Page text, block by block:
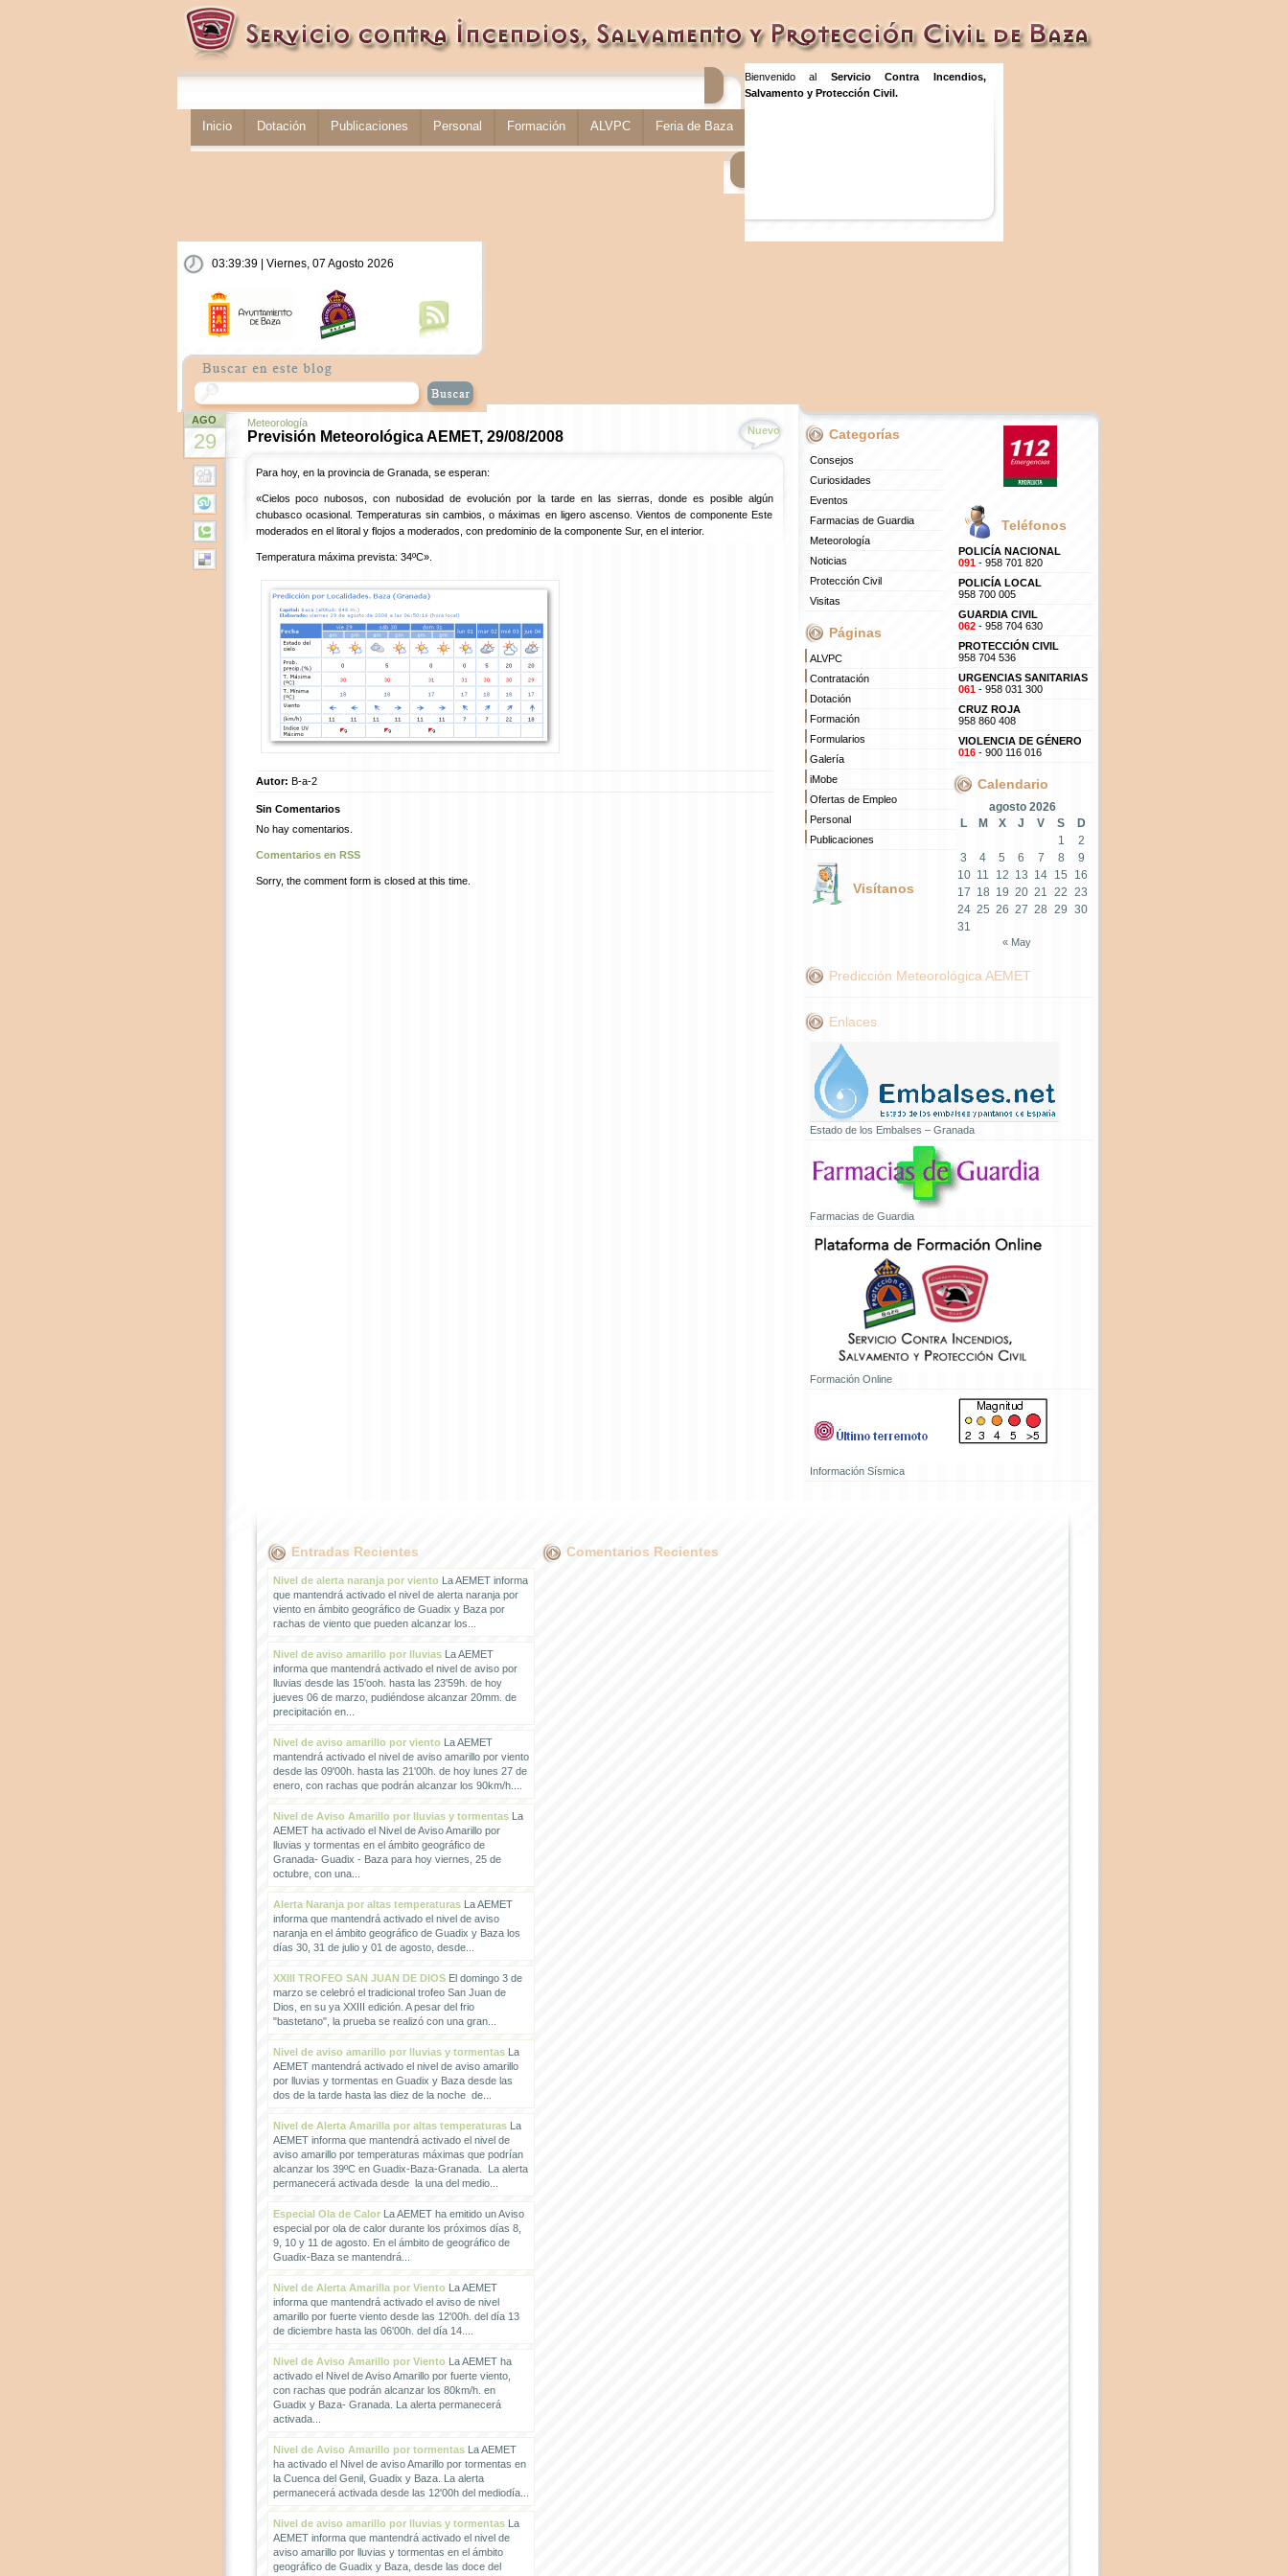
Inicio Dotación Publicaciones Personal Formación ALVPC Feria de Baza
Bienvenido al Servicio Contra Incendios,
Salvamento y Protección Civil.
03:39:39 | Viernes, 07 Agosto 2026
AGO
29
Meteorología
Previsión Meteorológica AEMET, 29/08/2008 Nuevo
Para hoy, en la provincia de Granada, se esperan:
«Cielos poco nubosos, con nubosidad de evolución por la tarde en las sierras, donde es posible algún
chubasco ocasional. Temperaturas sin cambios, o máximas en ligero ascenso. Vientos de componente Este
moderados en el litoral y flojos a moderados, con predominio de la componente Sur, en el interior.
Temperatura máxima prevista: 34ºC».
Autor: B-a-2
Sin Comentarios
No hay comentarios.
Comentarios en RSS
Sorry, the comment form is closed at this time.
Categorías
Consejos
Curiosidades
Eventos
Farmacias de Guardia
Meteorología
Noticias
Protección Civil
Visitas
Páginas
ALVPC
Contratación
Dotación
Formación
Formularios
Galería
iMobe
Ofertas de Empleo
Personal
Publicaciones
Visítanos
Teléfonos
POLICÍA NACIONAL
091- 958 701 820
POLICÍA LOCAL
958 700 005
GUARDIA CIVIL
062- 958 704 630
PROTECCIÓN CIVIL
958 704 536
URGENCIAS SANITARIAS
061- 958 031 300
CRUZ ROJA
958 860 408
VIOLENCIA DE GÉNERO
016- 900 116 016
Calendario
agosto 2026
L
M X J V S
D
1
2
3
4 5 6 7 8
9
10 11 12 13 14 15
16
17 18 19 20 21 22 23
24 25 26 27 28 29 30
31
« May
Predicción Meteorológica AEMET
Enlaces
Estado de los Embalses – Granada
Farmacias de Guardia
Formación Online
Información Sísmica
Entradas Recientes
Nivel de alerta naranja por vientoLa AEMET informa
que mantendrá activado el nivel de alerta naranja por
viento en ámbito geográfico de Guadix y Baza por
rachas de viento que pueden alcanzar los...
Nivel de aviso amarillo por lluviasLa AEMET
informa que mantendrá activado el nivel de aviso por
lluvias desde las 15'ooh. hasta las 23'59h. de hoy
jueves 06 de marzo, pudiéndose alcanzar 20mm. de
precipitación en...
Nivel de aviso amarillo por vientoLa AEMET
mantendrá activado el nivel de aviso amarillo por viento
desde las 09'00h. hasta las 21'00h. de hoy lunes 27 de
enero, con rachas que podrán alcanzar los 90km/h....
Nivel de Aviso Amarillo por lluvias y tormentasLa
AEMET ha activado el Nivel de Aviso Amarillo por
lluvias y tormentas en el ámbito geográfico de
Granada- Guadix - Baza para hoy viernes, 25 de
octubre, con una...
Alerta Naranja por altas temperaturasLa AEMET
informa que mantendrá activado el nivel de aviso
naranja en el ámbito geográfico de Guadix y Baza los
días 30, 31 de julio y 01 de agosto, desde...
XXIII TROFEO SAN JUAN DE DIOSEl domingo 3 de
marzo se celebró el tradicional trofeo San Juan de
Dios, en su ya XXIII edición. A pesar del frio
"bastetano", la prueba se realizó con una gran...
Nivel de aviso amarillo por lluvias y tormentasLa
AEMET mantendrá activado el nivel de aviso amarillo
por lluvias y tormentas en Guadix y Baza desde las
dos de la tarde hasta las diez de la noche de...
Nivel de Alerta Amarilla por altas temperaturasLa
AEMET informa que mantendrá activado el nivel de
aviso amarillo por temperaturas máximas que podrían
alcanzar los 39ºC en Guadix-Baza-Granada. La alerta
permanecerá activada desde la una del medio...
Especial Ola de CalorLa AEMET ha emitido un Aviso
especial por ola de calor durante los próximos días 8,
9, 10 y 11 de agosto. En el ámbito de geográfico de
Guadix-Baza se mantendrá...
Nivel de Alerta Amarilla por VientoLa AEMET
informa que mantendrá activado el aviso de nivel
amarillo por fuerte viento desde las 12'00h. del día 13
de diciembre hasta las 06'00h. del día 14....
Nivel de Aviso Amarillo por VientoLa AEMET ha
activado el Nivel de Aviso Amarillo por fuerte viento,
con rachas que podrán alcanzar los 80km/h. en
Guadix y Baza- Granada. La alerta permanecerá
activada...
Nivel de Aviso Amarillo por tormentasLa AEMET
ha activado el Nivel de aviso Amarillo por tormentas en
la Cuenca del Genil, Guadix y Baza. La alerta
permanecerá activada desde las 12'00h del mediodía...
Nivel de aviso amarillo por lluvias y tormentasLa
AEMET informa que mantendrá activado el nivel de
aviso amarillo por lluvias y tormentas en el ámbito
geográfico de Guadix y Baza, desde las doce del
Comentarios Recientes